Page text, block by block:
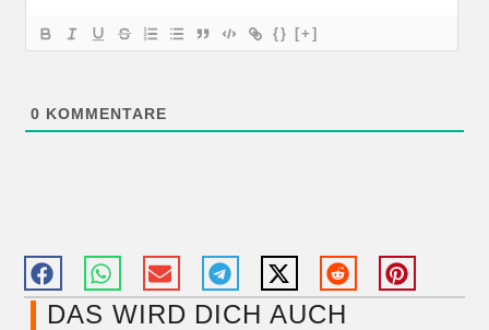
{} [+]
0 KOMMENTARE
DAS WIRD DICH AUCH